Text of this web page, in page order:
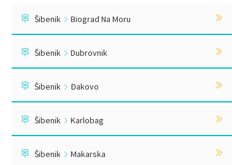
Šibenik Biograd Na Moru
Šibenik Dubrovnik
Šibenik Đakovo
Šibenik Karlobag
Šibenik Makarska